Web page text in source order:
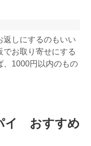
返しにするのもいい
お取り寄せにする
、1000円以内のもの
イ おすすめ